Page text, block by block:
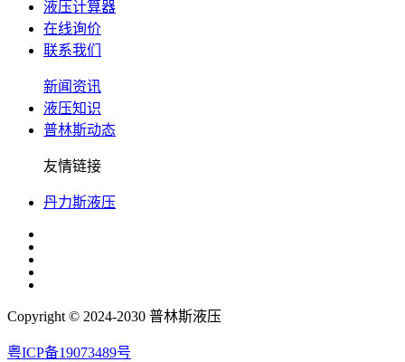
液压计算器
在线询价
联系我们
新闻资讯
液压知识
普林斯动态
友情链接
丹力斯液压
Copyright © 2024-2030 普林斯液压
粤ICP备19073489号